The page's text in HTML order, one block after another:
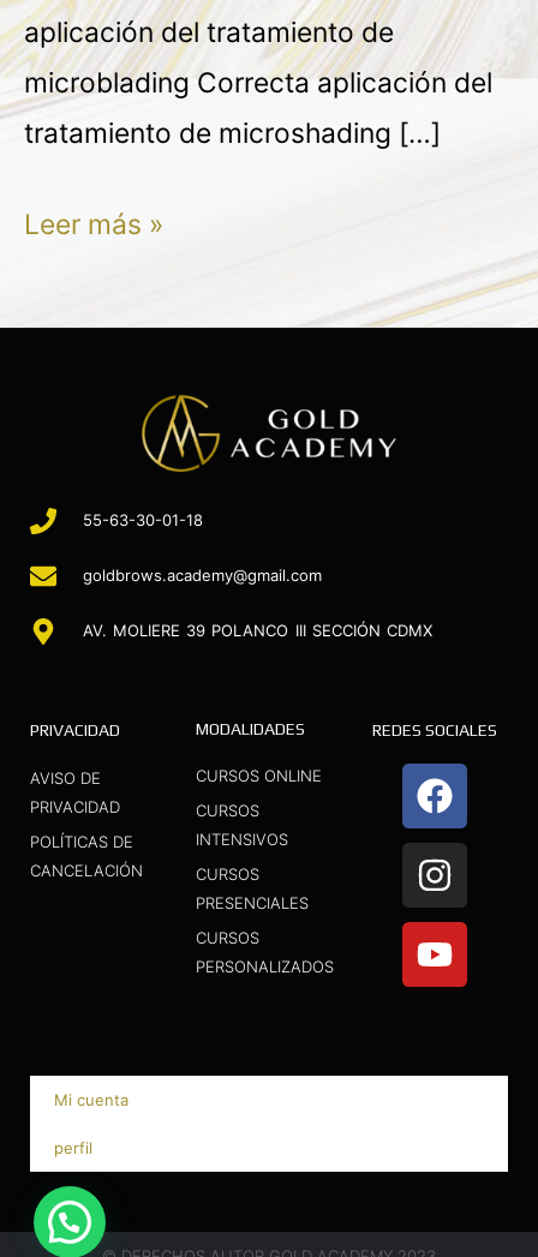
aplicación del tratamiento de
microblading Correcta aplicación del
tratamiento de microshading […]
Leer más »
55-63-30-01-18
goldbrows.academy@gmail.com
AV. MOLIERE 39 POLANCO III SECCIÓN CDMX
PRIVACIDAD
AVISO DE
PRIVACIDAD
POLÍTICAS DE
CANCELACIÓN
MODALIDADES
CURSOS ONLINE
CURSOS
INTENSIVOS
CURSOS
PRESENCIALES
CURSOS
PERSONALIZADOS
REDES SOCIALES
F
a
c
e
b
o
o
I
n
s
t
a
g
r
m
Y
o
u
t
u
b
e
Mi cuenta
perfil